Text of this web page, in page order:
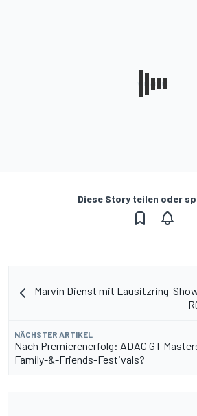
Diese Story teilen oder
Marvin Dienst mit Lausitzring-
NÄCHSTER ARTIKEL
Nach Premierenerfolg: ADAC GT
Family-&-Friends-Festivals?